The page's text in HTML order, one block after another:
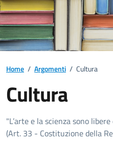
Home / Argomenti / Cultura
Cultura
Dettagli
"L’arte e la scienza sono
(Art. 33 - Costituzione della